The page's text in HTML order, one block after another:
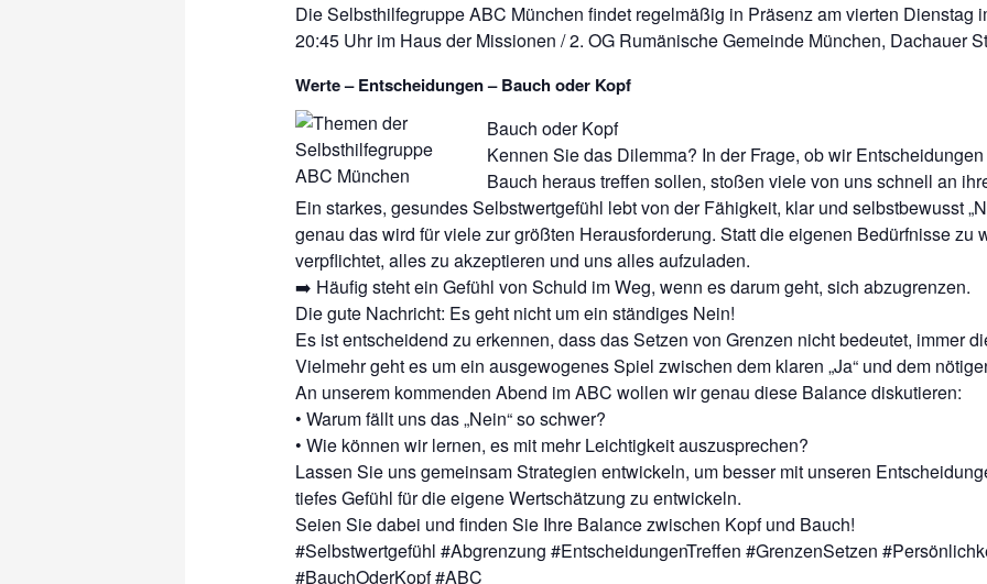
Die Selbsthilfegruppe ABC München findet regelmäßig in Präsenz am vierten Dienstag
20:45 Uhr im Haus der Missionen / 2. OG Rumänische Gemeinde München, Dachauer
Werte – Entscheidungen – Bauch oder Kopf
Bauch oder Kopf
Kennen Sie das Dilemma? In der Frage, ob wir
Bauch heraus treffen sollen, stoßen viele von uns schnell an
Ein starkes, gesundes Selbstwertgefühl lebt von der Fähigkeit, klar und selbstbewusst
genau das wird für viele zur größten Herausforderung. Statt die eigenen Bedürfnisse zu
verpflichtet, alles zu akzeptieren und uns alles aufzuladen.
➡️ Häufig steht ein Gefühl von Schuld im Weg, wenn es darum geht, sich abzugrenzen.
Die gute Nachricht: Es geht nicht um ein ständiges Nein!
Es ist entscheidend zu erkennen, dass das Setzen von Grenzen nicht bedeutet, immer
Vielmehr geht es um ein ausgewogenes Spiel zwischen dem klaren „Ja“ und dem
An unserem kommenden Abend im ABC wollen wir genau diese Balance diskutieren:
• Warum fällt uns das „Nein“ so schwer?
• Wie können wir lernen, es mit mehr Leichtigkeit auszusprechen?
Lassen Sie uns gemeinsam Strategien entwickeln, um besser mit unseren
tiefes Gefühl für die eigene Wertschätzung zu entwickeln.
Seien Sie dabei und finden Sie Ihre Balance zwischen Kopf und Bauch!
#Selbstwertgefühl #Abgrenzung #EntscheidungenTreffen #GrenzenSetzen
#BauchOderKopf #ABC